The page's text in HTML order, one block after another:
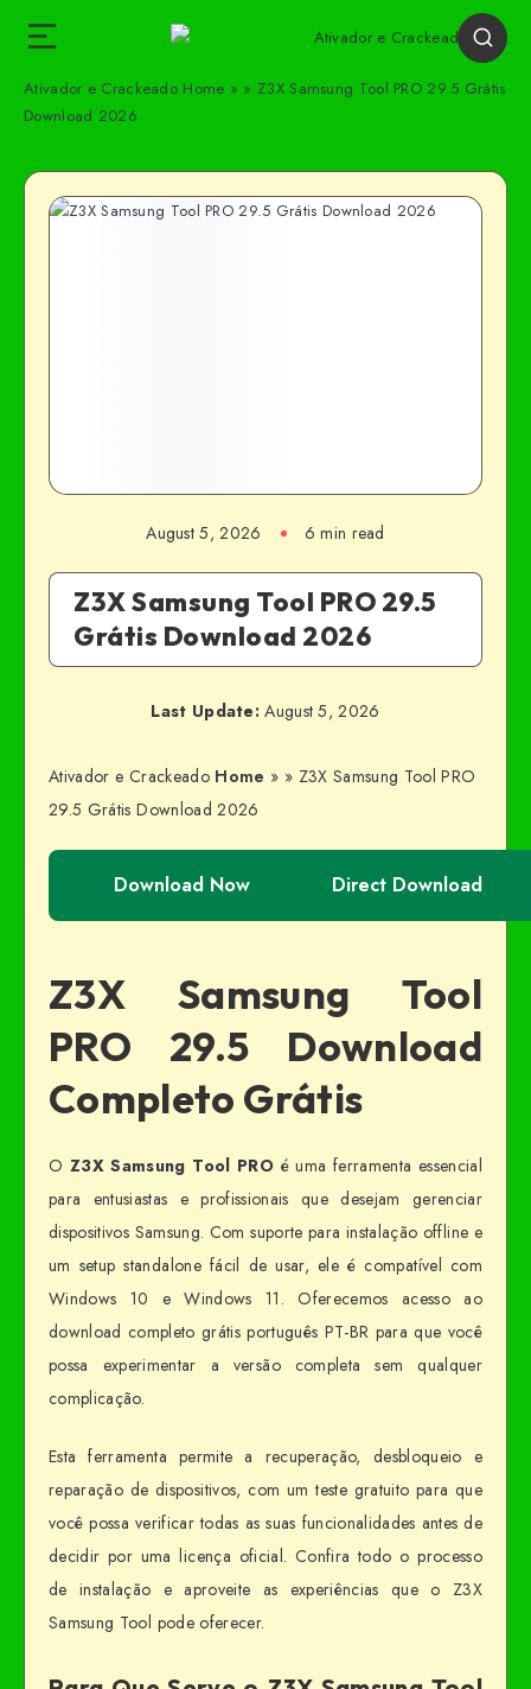
Ativador e Crackeado Home » » Z3X Samsung Tool PRO 29.5 Grátis
Download 2026
August 5, 2026 6 min read
Z3X Samsung Tool PRO 29.5
Grátis Download 2026
Last Update: August 5, 2026
Ativador e Crackeado Home » » Z3X Samsung Tool PRO
29.5 Grátis Download 2026
Download Now Direct Download
Z3X Samsung Tool
PRO 29.5 Download
Completo Grátis
O Z3X Samsung Tool PRO é uma ferramenta essencial
para entusiastas e profissionais que desejam gerenciar
dispositivos Samsung. Com suporte para instalação offline e
um setup standalone fácil de usar, ele é compatível com
Windows 10 e Windows 11. Oferecemos acesso ao
download completo grátis português PT-BR para que você
possa experimentar a versão completa sem qualquer
complicação.
Esta ferramenta permite a recuperação, desbloqueio e
reparação de dispositivos, com um teste gratuito para que
você possa verificar todas as suas funcionalidades antes de
decidir por uma licença oficial. Confira todo o processo
de instalação e aproveite as experiências que o Z3X
Samsung Tool pode oferecer.